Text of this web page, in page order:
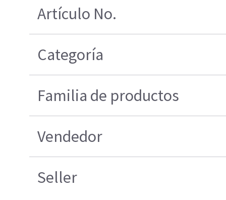
Artículo No.
Categoría
Familia de productos
Vendedor
Seller